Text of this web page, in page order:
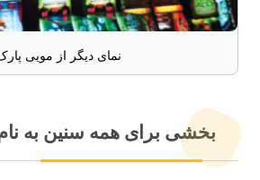
نمای دیگر از مویی
بخشی برای همه سنین به